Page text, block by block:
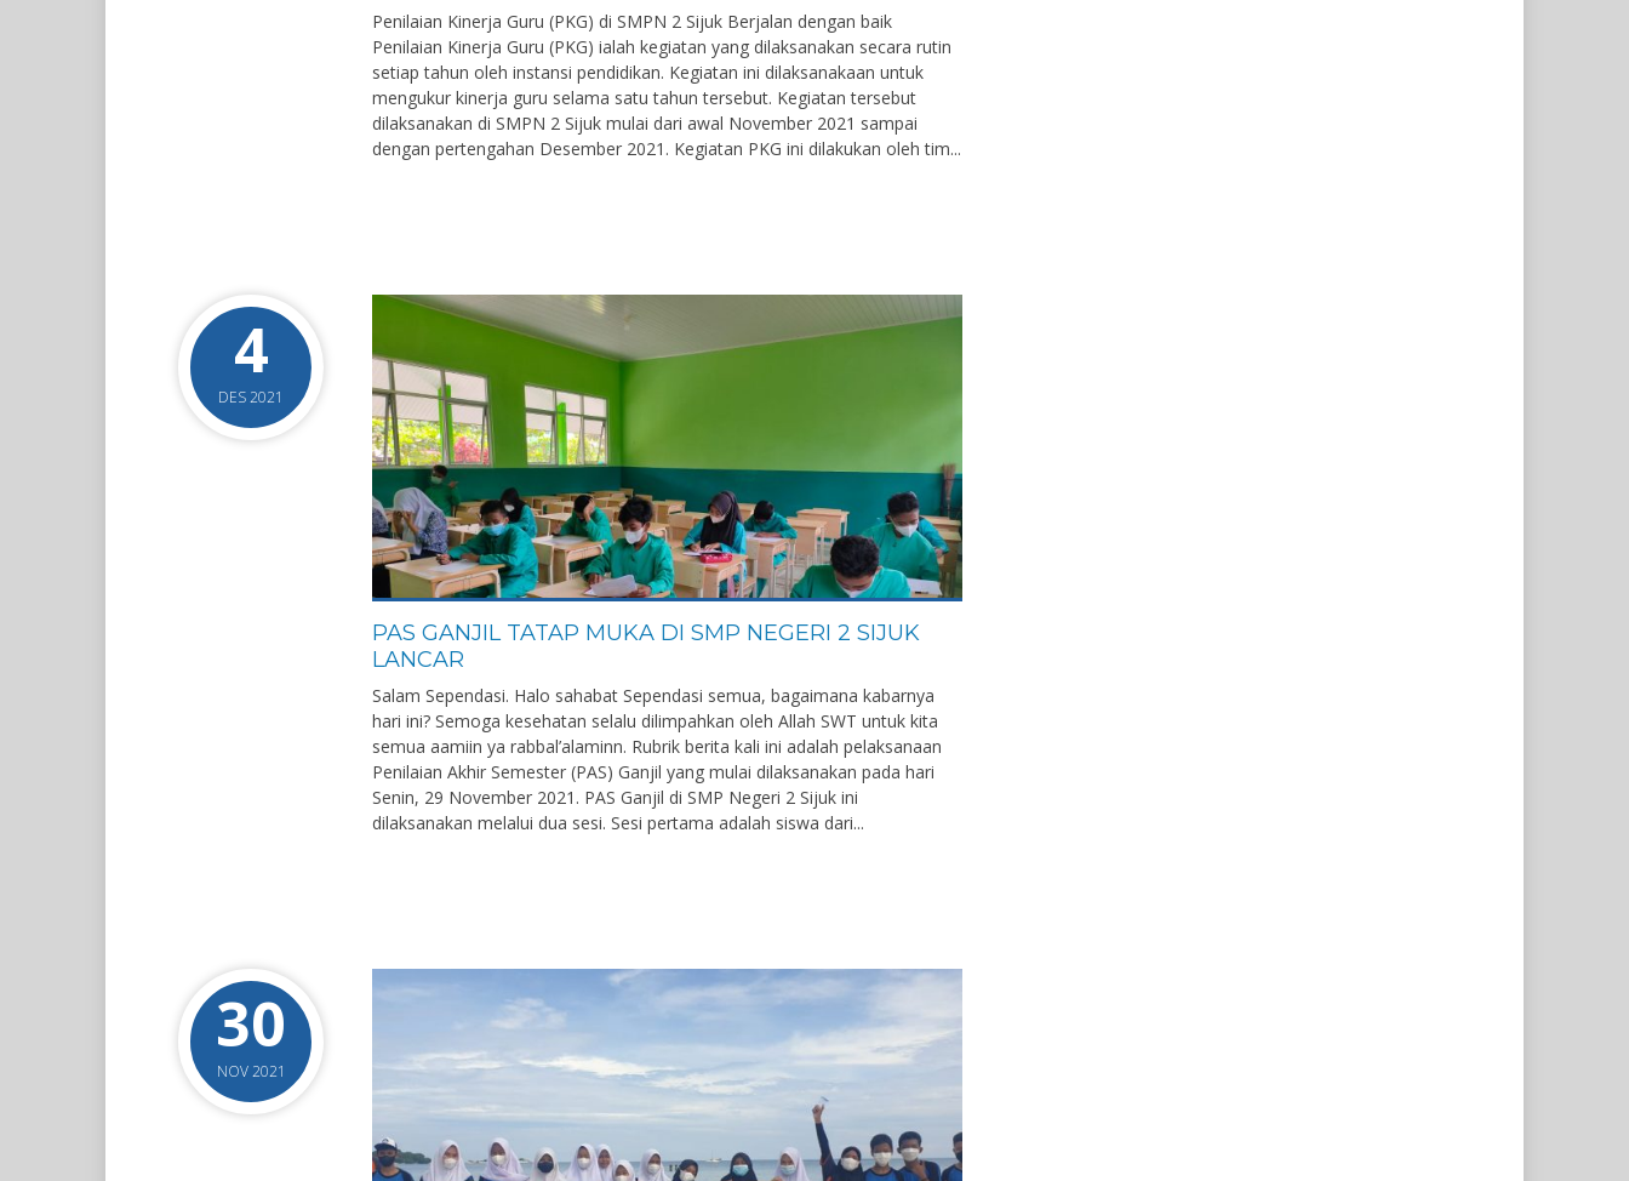
Penilaian Kinerja Guru (PKG) di SMPN 2 Sijuk Berjalan dengan baik
Penilaian Kinerja Guru (PKG) ialah kegiatan yang dilaksanakan secara rutin
setiap tahun oleh instansi pendidikan. Kegiatan ini dilaksanakaan untuk
mengukur kinerja guru selama satu tahun tersebut. Kegiatan tersebut
dilaksanakan di SMPN 2 Sijuk mulai dari awal November 2021 sampai
dengan pertengahan Desember 2021. Kegiatan PKG ini dilakukan oleh tim...
4
DES 2021
PAS GANJIL TATAP MUKA DI SMP NEGERI 2 SIJUK
LANCAR
Salam Sependasi. Halo sahabat Sependasi semua, bagaimana kabarnya
hari ini? Semoga kesehatan selalu dilimpahkan oleh Allah SWT untuk kita
semua aamiin ya rabbal’alaminn. Rubrik berita kali ini adalah pelaksanaan
Penilaian Akhir Semester (PAS) Ganjil yang mulai dilaksanakan pada hari
Senin, 29 November 2021. PAS Ganjil di SMP Negeri 2 Sijuk ini
dilaksanakan melalui dua sesi. Sesi pertama adalah siswa dari...
30
NOV 2021